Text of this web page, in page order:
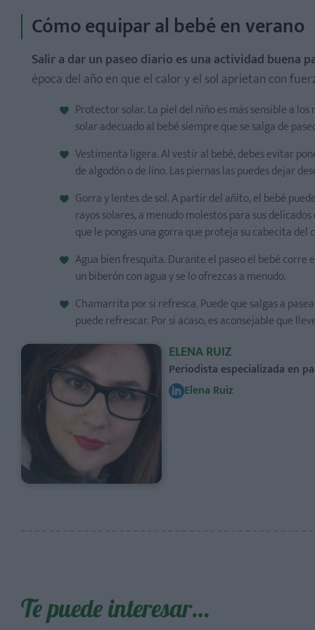
Cómo equipar al bebé en verano
Salir a dar un paseo diario es una actividad buena
época del año en que el calor y el sol aprietan con
Protector solar. La piel del niño es más sensible a
solar adecuado al bebé siempre que se salga de
Vestimenta ligera. Al vestir al bebé, debes evitar
de algodón o de lino. Las piernas las puedes dejar
Gorra y lentes de sol. A partir del añito, el bebé
rayos solares, a menudo molestos para sus
que le pongas una gorra que proteja su cabecita del
Agua bien fresquita. Durante el paseo el bebé
un biberón con agua y se lo ofrezcas a menudo.
Chamarrita por si refresca. Puede que salgas a
puede refrescar. Por si acaso, es aconsejable que
ELENA RUIZ
Periodista especializada en
Elena Ruiz
Te puede interesar…